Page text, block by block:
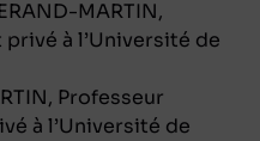
MARTIN,
à l’Université de
Professeur
à l’Université de